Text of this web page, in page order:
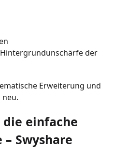
der
Erweiterung und
die einfache
Swyshare